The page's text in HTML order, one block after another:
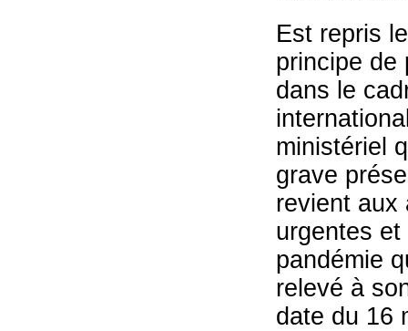
Est repris
principe de
dans le
ministériel
grave
revient aux
urgentes et
pandémie
relevé à
date du 16